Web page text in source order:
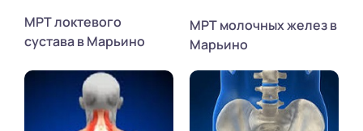
МРТ локтевого
сустава в Марьино
МРТ молочных желез в
Марьино